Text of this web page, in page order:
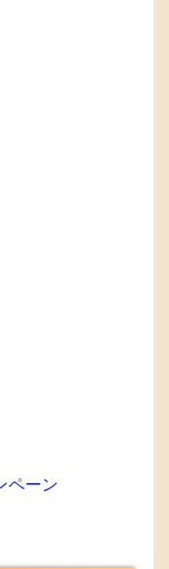
ペーン